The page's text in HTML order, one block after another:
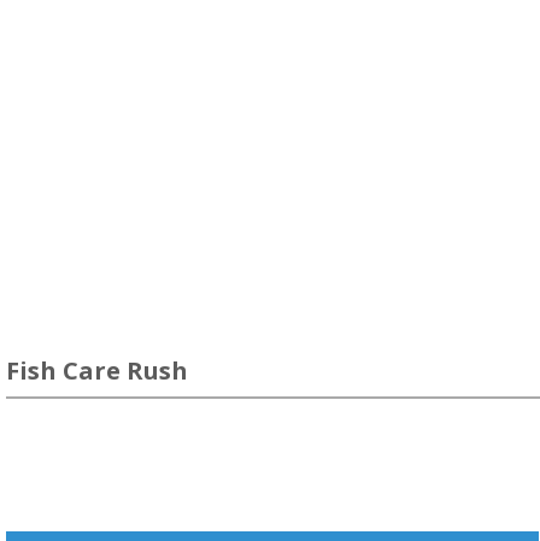
Fish Care Rush